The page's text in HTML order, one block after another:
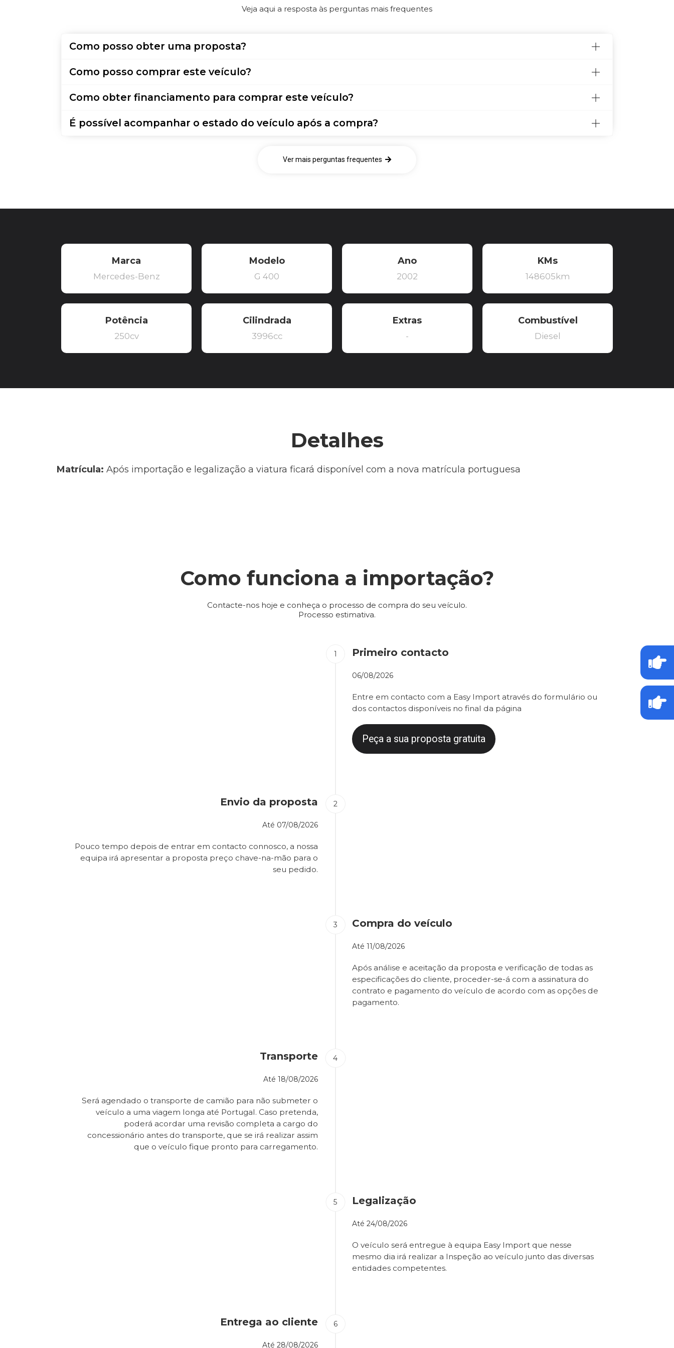
Veja aqui a resposta às perguntas mais frequentes
Como posso obter uma proposta?
Como posso comprar este veículo?
Como obter financiamento para comprar este veículo?
É possível acompanhar o estado do veículo após a compra?
Ver mais perguntas frequentes
Marca
Mercedes-Benz
Modelo
G 400
Ano
2002
KMs
148605km
Potência
250cv
Cilindrada
3996cc
Extras
-
Combustível
Diesel
Detalhes
Matrícula: Após importação e legalização a viatura ficará disponível com a nova matrícula portuguesa
Como funciona a importação?
Contacte-nos hoje e conheça o processo de compra do seu veículo.
Processo estimativa.
Primeiro contacto
06/08/2026
Entre em contacto com a Easy Import através do formulário ou
dos contactos disponíveis no final da página
Peça a sua proposta gratuita
Envio da proposta
Até 07/08/2026
Pouco tempo depois de entrar em contacto connosco, a nossa
equipa irá apresentar a proposta preço chave-na-mão para o
seu pedido.
Compra do veículo
Até 11/08/2026
Após análise e aceitação da proposta e verificação de todas as
especificações do cliente, proceder-se-á com a assinatura do
contrato e pagamento do veículo de acordo com as opções de
pagamento.
Transporte
Até 18/08/2026
Será agendado o transporte de camião para não submeter o
veículo a uma viagem longa até Portugal. Caso pretenda,
poderá acordar uma revisão completa a cargo do
concessionário antes do transporte, que se irá realizar assim
que o veículo fique pronto para carregamento.
Legalização
Até 24/08/2026
O veículo será entregue à equipa Easy Import que nesse
mesmo dia irá realizar a Inspeção ao veículo junto das diversas
entidades competentes.
Entrega ao cliente
Até 28/08/2026